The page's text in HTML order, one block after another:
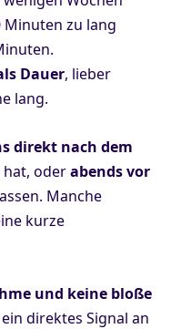
Minuten zu lang
Dauer, lieber
lang.
direkt nach dem
hat, oderabends vor
Manche
kurze
und keine bloße
direktes Signal an